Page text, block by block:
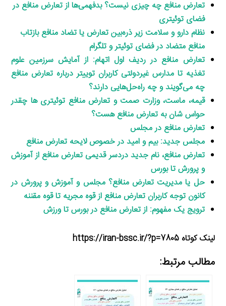
تعارض منافع چه چیزی نیست؟ بدفهمی‌ها از تعارض منافع در
فضای توئیتری
نظام دارو و سلامت زیر ذره‌بین تعارض یا تضاد منافع بازتاب
منافع متضاد در فضای توئیتر و تلگرام
تعارض منافع در ردیف اول اتهام: از آمایش سرزمین علوم
تغذیه تا مدارس غیردولتی کاربران توییتر درباره تعارض منافع
چه می‌گویند و چه راه‌حل‌هایی دارند؟
قیمه، ماست، وزارت صمت و تعارض منافع توئیتری ها چقدر
حواس شان به تعارض منافع هست؟
تعارض منافع در مجلس
مجلس جدید: بیم و امید در خصوص لایحه تعارض منافع
تعارض منافع، نام جدید دردسر قدیمی تعارض منافع از آموزش
و پرورش تا بورس
حل یا مدیریت تعارض منافع؟ مجلس و آموزش و پرورش در
کانون توجه کاربران تعارض منافع از قوه مجریه تا قوه مقننه
ترویج یک مفهوم: از تعارض منافع در بورس تا ورزش
لینک کوتاه https://iran-bssc.ir/?p=7805
مطالب مرتبط: